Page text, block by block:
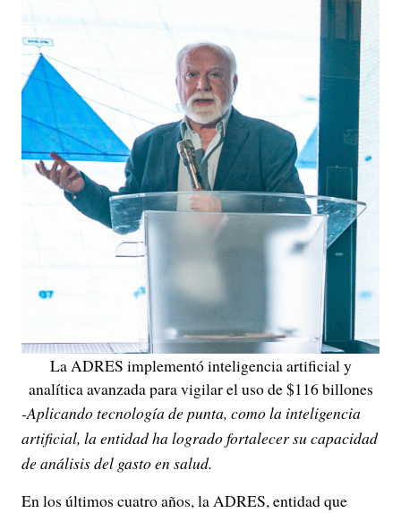
La ADRES implementó inteligencia artificial y
analítica avanzada para vigilar el uso de $116 billones
-Aplicando tecnología de punta, como la inteligencia
artificial, la entidad ha logrado fortalecer su capacidad
de análisis del gasto en salud.
En los últimos cuatro años, la ADRES, entidad que